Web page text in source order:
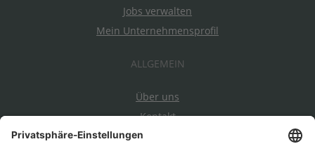
Jobs verwalten
Mein Unternehmensprofil
ALLGEMEIN
Über uns
Kontakt
Datenschutz